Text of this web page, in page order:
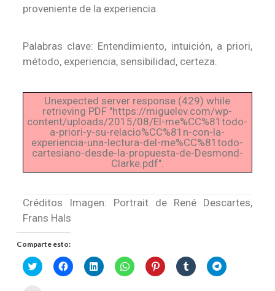
proveniente de la experiencia.
Palabras clave: Entendimiento, intuición, a priori,
método, experiencia, sensibilidad, certeza.
Unexpected server response (429) while
retrieving PDF "https://miguelev.com/wp-
content/uploads/2015/08/El-me%CC%81todo-
a-priori-y-su-relacio%CC%81n-con-la-
experiencia-una-lectura-del-me%CC%81todo-
cartesiano-desde-la-propuesta-de-Desmond-
Clarke.pdf".
Créditos Imagen: Portrait de René Descartes,
Frans Hals
Comparte esto:
Haz
clic
Haz
clic
Haz
clic
Haz
clic
Haz
clic
Haz
clic
Haz
clic